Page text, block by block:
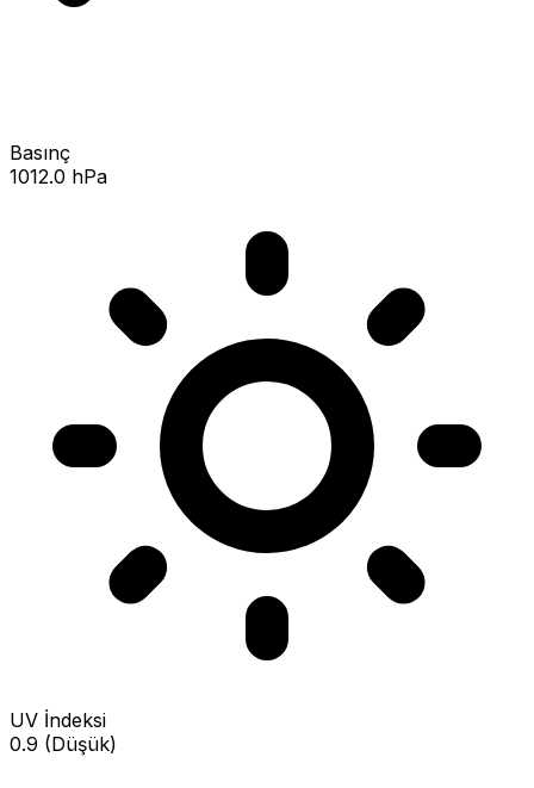
Basınç
1012.0 hPa
UV İndeksi
0.9 (Düşük)